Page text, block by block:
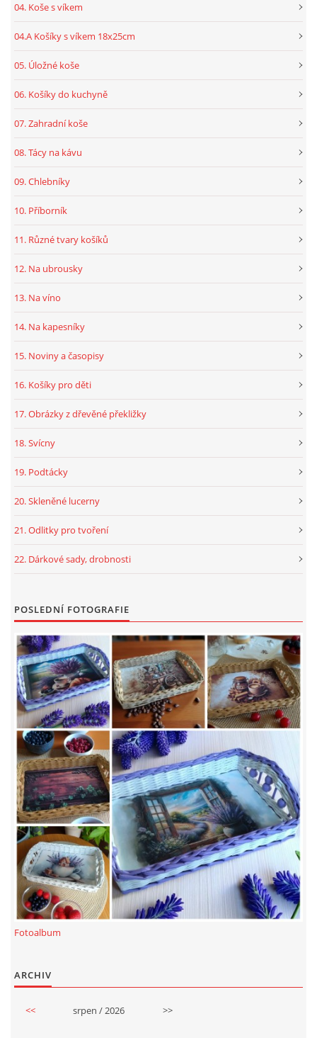
04. Koše s víkem
04.A Košíky s víkem 18x25cm
05. Úložné koše
06. Košíky do kuchyně
07. Zahradní koše
08. Tácy na kávu
09. Chlebníky
10. Příborník
11. Různé tvary košíků
12. Na ubrousky
13. Na víno
14. Na kapesníky
15. Noviny a časopisy
16. Košíky pro děti
17. Obrázky z dřevěné překližky
18. Svícny
19. Podtácky
20. Skleněné lucerny
21. Odlitky pro tvoření
22. Dárkové sady, drobnosti
POSLEDNÍ FOTOGRAFIE
Fotoalbum
ARCHIV
<< srpen / 2026 >>